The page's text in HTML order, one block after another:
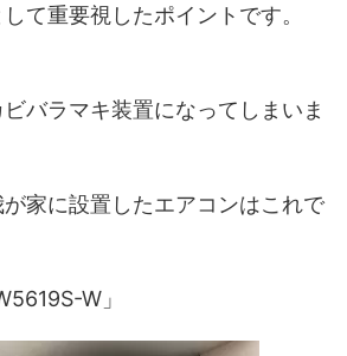
て重要視したポイントです。
バラマキ装置になってしまいま
家に設置したエアコンはこれで
W」